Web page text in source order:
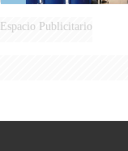
Espacio Publicitario